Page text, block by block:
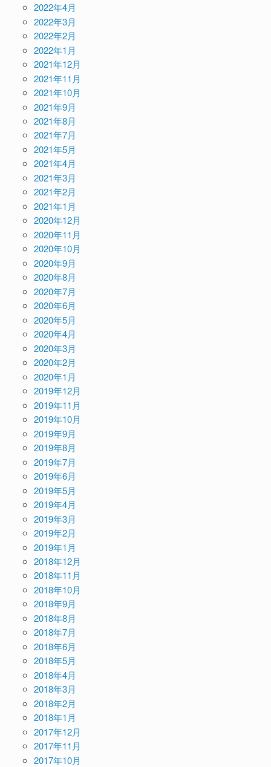
2022年4月
2022年3月
2022年2月
2022年1月
2021年12月
2021年11月
2021年10月
2021年9月
2021年8月
2021年7月
2021年5月
2021年4月
2021年3月
2021年2月
2021年1月
2020年12月
2020年11月
2020年10月
2020年9月
2020年8月
2020年7月
2020年6月
2020年5月
2020年4月
2020年3月
2020年2月
2020年1月
2019年12月
2019年11月
2019年10月
2019年9月
2019年8月
2019年7月
2019年6月
2019年5月
2019年4月
2019年3月
2019年2月
2019年1月
2018年12月
2018年11月
2018年10月
2018年9月
2018年8月
2018年7月
2018年6月
2018年5月
2018年4月
2018年3月
2018年2月
2018年1月
2017年12月
2017年11月
2017年10月